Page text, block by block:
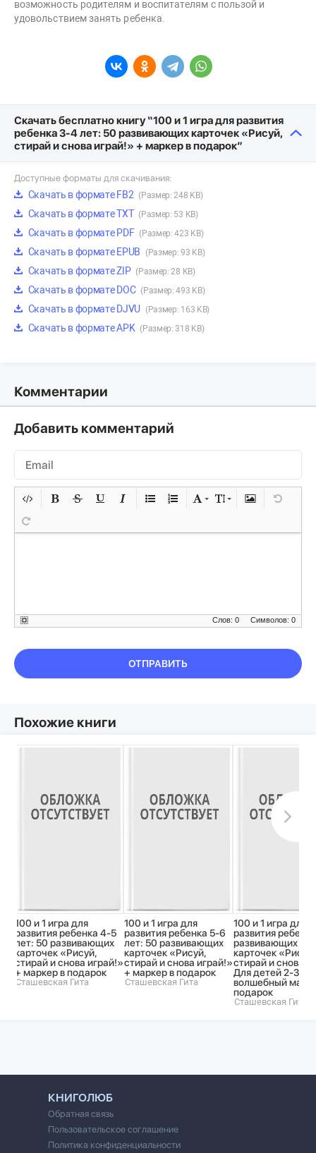
возможность родителям и воспитателям с пользой и
удовольствием занять ребенка.
Скачать бесплатно книгу “100 и 1 игра для развития
ребенка 3-4 лет: 50 развивающих карточек «Рисуй,
стирай и снова играй!» + маркер в подарок”
Доступные форматы для скачивания:
Скачать в формате FB2 (Размер: 248 KB)
Скачать в формате TXT (Размер: 53 KB)
Скачать в формате PDF (Размер: 423 KB)
Скачать в формате EPUB (Размер: 93 KB)
Скачать в формате ZIP (Размер: 28 KB)
Скачать в формате DOC (Размер: 493 KB)
Скачать в формате DJVU (Размер: 163 KB)
Скачать в формате APK (Размер: 318 KB)
Комментарии
Добавить комментарий
Символов: 0
Слов: 0
ОТПРАВИТЬ
Похожие книги
100 и 1 игра для
развития ребенка 4-5
лет: 50 развивающих
карточек «Рисуй,
стирай и снова играй!»
+ маркер в подарок
Сташевская Гита
100 и 1 игра для
развития ребенка 5-6
лет: 50 развивающих
карточек «Рисуй,
стирай и снова играй!»
+ маркер в подарок
Сташевская Гита
100 и 1 игра для
развития
развивающих
карточек «Рисуй,
стирай и снова
Для детей 2-3
волшебный
подарок
Сташевская Гита
КНИГОЛЮБ
Обратная связь
Пользовательское соглашение
Политика конфиденциальности